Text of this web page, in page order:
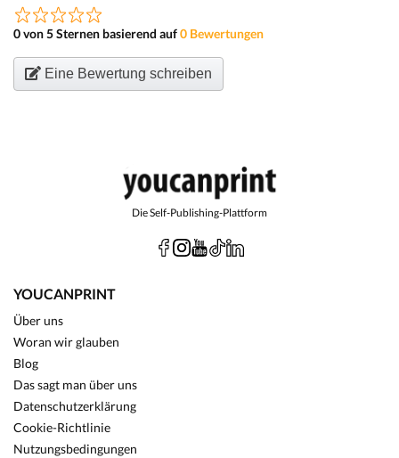
0 von 5 Sternen basierend auf0 Bewertungen
Eine Bewertung schreiben
Die Self-Publishing-Plattform
YOUCANPRINT
Über uns
Woran wir glauben
Blog
Das sagt man über uns
Datenschutzerklärung
Cookie-Richtlinie
Nutzungsbedingungen